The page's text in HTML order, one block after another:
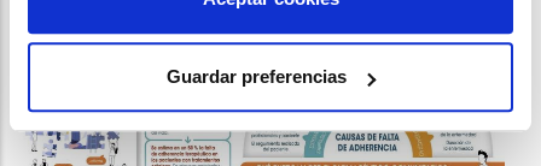
Guardar preferencias